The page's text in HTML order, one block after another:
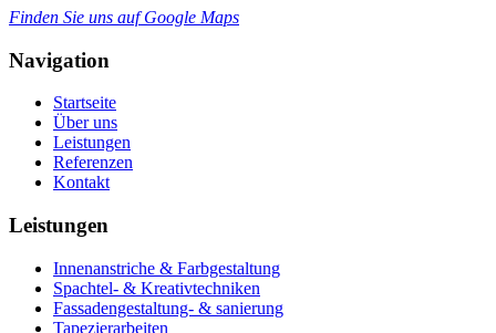
Finden Sie uns auf Google Maps
Navigation
Startseite
Über uns
Leistungen
Referenzen
Kontakt
Leistungen
Innenanstriche & Farbgestaltung
Spachtel- & Kreativtechniken
Fassadengestaltung- & sanierung
Tapezierarbeiten